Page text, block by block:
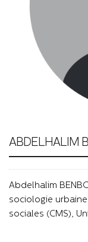
ABDELHALIM
Abdelhalim
sociologie
sociales (CMS),